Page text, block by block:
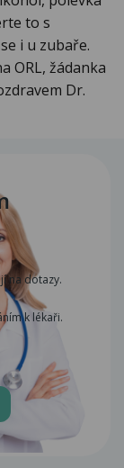
to s
i u zubaře.
ORL, žádanka
Dr.
na dotazy.
k lékaři.